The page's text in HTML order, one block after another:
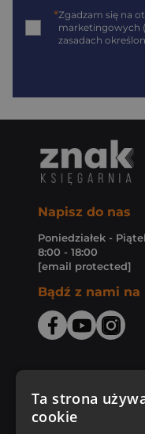
*Zgadzam się na
marketingowych
zasadach
Napisz do nas
Poniedziałek -
8:00 - 18:00
[email protected]
Bądź z nami na
Zakupy u nas
Ta strona
cookie